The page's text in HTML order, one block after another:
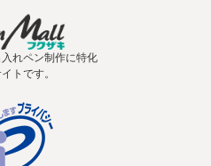
れペン制作に特化
トです。